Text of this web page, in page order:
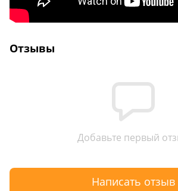
Отзывы
Добавьте первый
Написать отзыв